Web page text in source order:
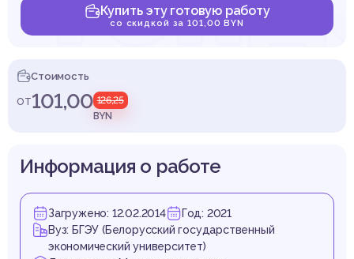
Купить эту готовую работу
со скидкой за 101,00 BYN
Стоимость
от101,00 126,25
BYN
Информация о работе
Загружено: 12.02.2014
Год: 2021
Вуз: БГЭУ (Белорусский государственный
экономический университет)